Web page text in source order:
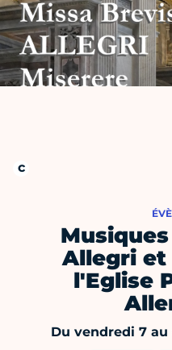
Allegri et
l'Eglise
Du vendredi 7